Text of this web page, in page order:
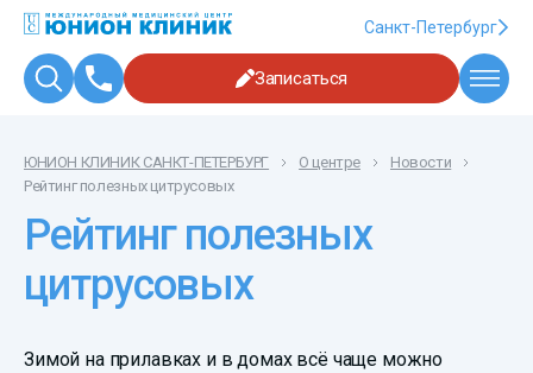
Санкт-Петербург
Записаться
ЮНИОН КЛИНИК САНКТ-ПЕТЕРБУРГ О центре
Новости
Рейтинг полезных цитрусовых
Рейтинг полезных
цитрусовых
Зимой на прилавках и в домах всё чаще можно